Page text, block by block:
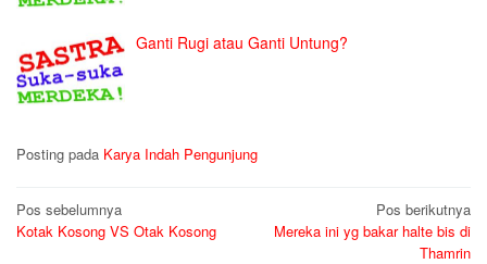
Ganti Rugi atau Ganti Untung?
Posting pada Karya Indah Pengunjung
Navigasi
pos
Pos sebelumnya
Kotak Kosong VS Otak Kosong
Pos berikutnya
Mereka ini yg bakar halte bis di
Thamrin